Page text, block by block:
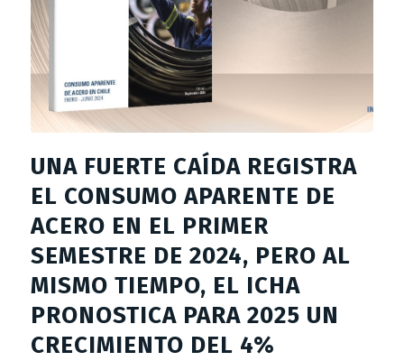
UNA FUERTE CAÍDA REGISTRA
EL CONSUMO APARENTE DE
ACERO EN EL PRIMER
SEMESTRE DE 2024, PERO AL
MISMO TIEMPO, EL ICHA
PRONOSTICA PARA 2025 UN
CRECIMIENTO DEL 4%